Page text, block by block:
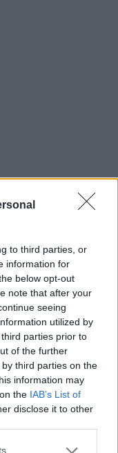
to third parties, or
information for
below opt-out
note that after your
seeing
utilized by
parties prior to
of the further
third parties on the
information may
the IAB’s List of
disclose it to other
potęgują
, co
globalnej
Arabii
200 USD za
nie
presję cenową,
ryzyko takiego
ok. 50 proc.